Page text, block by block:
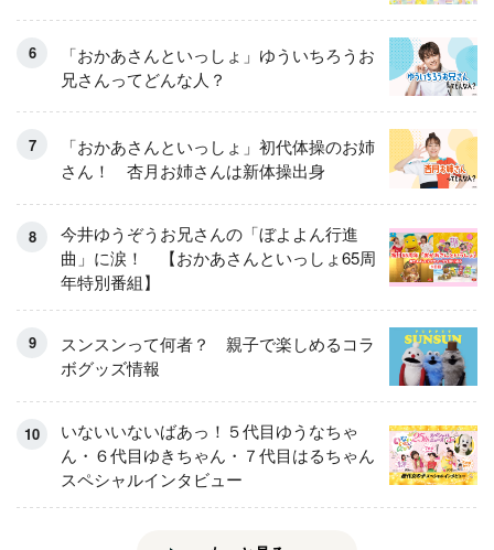
「おかあさんといっしょ」ゆういちろうお
兄さんってどんな人？
「おかあさんといっしょ」初代体操のお姉
さん！ 杏月お姉さんは新体操出身
今井ゆうぞうお兄さんの「ぼよよん行進
曲」に涙！ 【おかあさんといっしょ65周
年特別番組】
スンスンって何者？ 親子で楽しめるコラ
ボグッズ情報
いないいないばあっ！５代目ゆうなちゃ
ん・６代目ゆきちゃん・７代目はるちゃん
スペシャルインタビュー